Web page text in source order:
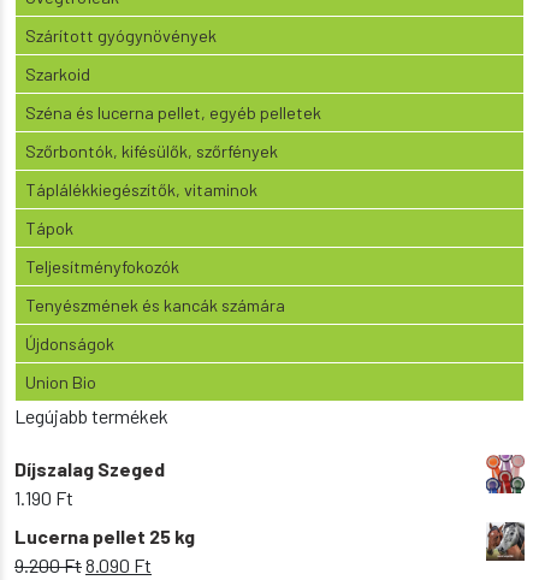
Szárított gyógynövények
Szarkoid
Széna és lucerna pellet, egyéb pelletek
Szőrbontók, kifésülők, szőrfények
Táplálékkiegészítők, vitaminok
Tápok
Teljesítményfokozók
Tenyészmének és kancák számára
Újdonságok
Union Bio
Legújabb termékek
Díjszalag Szeged
1.190 Ft
Lucerna pellet 25 kg
9.200FtOriginal
8.090 Ft